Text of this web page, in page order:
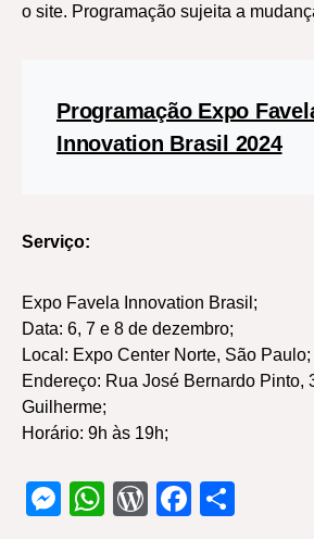
o site. Programação sujeita a
Programação Expo
Innovation Brasil 2024
Serviço:
Expo Favela Innovation Brasil;
Data: 6, 7 e 8 de dezembro;
Local: Expo Center Norte, São Paulo;
Endereço: Rua José Bernardo Pinto,
Guilherme;
Horário: 9h às 19h;
Messenger
WhatsApp
WordPress